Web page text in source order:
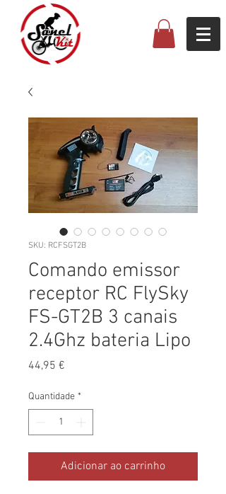
SKU: RCFSGT2B
Comando emissor
receptor RC FlySky
FS-GT2B 3 canais
2.4Ghz bateria Lipo
44,95 €
Quantidade *
Adicionar ao carrinho